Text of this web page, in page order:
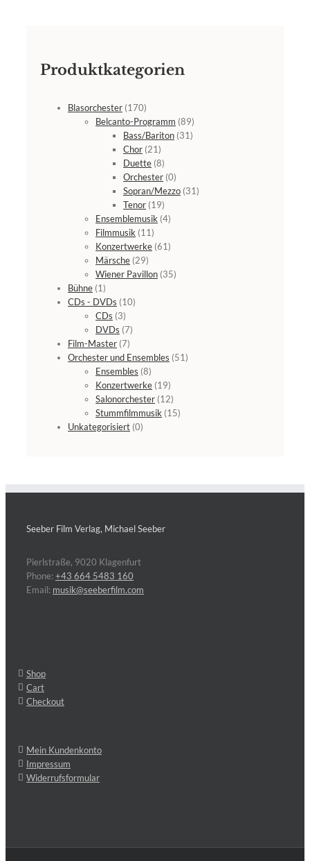
Produktkategorien
Blasorchester (170)
Belcanto-Programm (89)
Bass/Bariton (31)
Chor (21)
Duette (8)
Orchester (0)
Sopran/Mezzo (31)
Tenor (19)
Ensemblemusik (4)
Filmmusik (11)
Konzertwerke (61)
Märsche (29)
Wiener Pavillon (35)
Bühne (1)
CDs - DVDs (10)
CDs (3)
DVDs (7)
Film-Master (7)
Orchester und Ensembles (51)
Ensembles (8)
Konzertwerke (19)
Salonorchester (12)
Stummfilmmusik (15)
Unkategorisiert (0)
Seeber Film Verlag, Michael Seeber
Pierlstraße, 9020 Klagenfurt
Phone:+43 664 5483 160
Email: musik@seeberfilm.com
Shop
Cart
Checkout
Mein Kundenkonto
Impressum
Widerrufsformular